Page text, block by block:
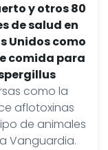
y otros 80
de salud en
Unidos como
comida para
como la
aflotoxinas
de animales
Vanguardia.